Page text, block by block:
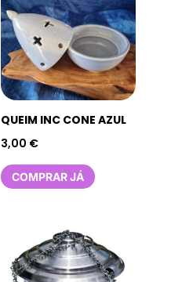
QUEIM INC CONE AZUL
3,00 €
COMPRAR JÁ